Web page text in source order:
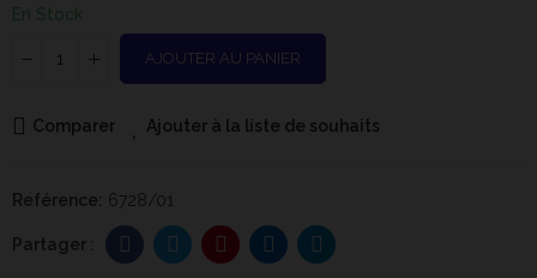
En Stock
AJOUTER AU PANIER
Comparer Ajouter à la liste de souhaits
Reférence: 6728/01